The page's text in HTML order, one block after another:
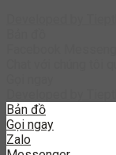
Bản đồ
Gọi ngay
Zalo